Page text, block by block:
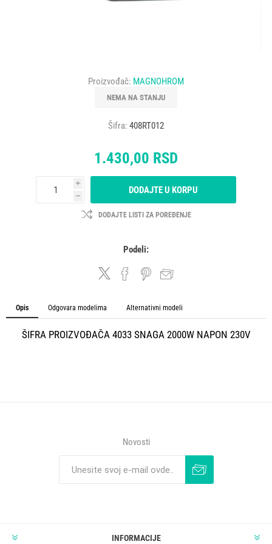
Proizvođač: MAGNOHROM
NEMA NA STANJU
Šifra: 408RT012
1.430,00 RSD
i
h
DODAJTE U KORPU
DODAJTE LISTI ZA POREĐENJE
Podeli:
Opis Odgovara modelima Alternativni modeli
ŠIFRA PROIZVOĐAČA 4033 SNAGA 2000W NAPON 230V
Novosti
INFORMACIJE